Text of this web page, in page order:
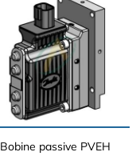
Bobine passive PVEH